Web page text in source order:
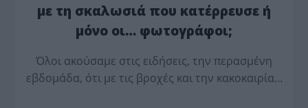
με τη σκαλωσιά που κατέρρευσε ή
μόνο οι… φωτογράφοι;
Όλοι ακούσαμε στις ειδήσεις, την περασμένη
εβδομάδα, ότι με τις βροχές και την κακοκαιρία…